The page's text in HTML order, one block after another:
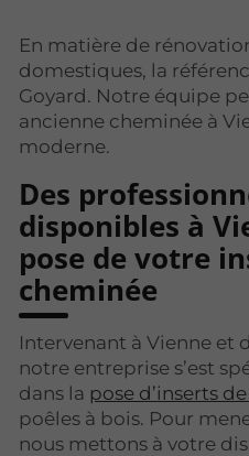
En matière de
domestiques, la
Goyard. Notre équipe
ancienne cheminée à
moderne.
Des
disponibles à
pose de votre
cheminée
Intervenant à Vienne et
notre entreprise s’est
dans la pose d’inserts
poêles à bois. Pour
nous mettons à votre